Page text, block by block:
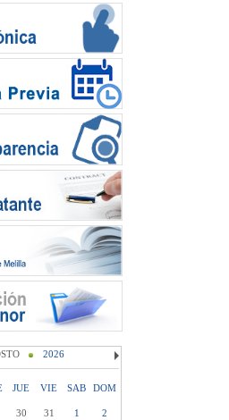
2026
JUE VIE SAB DOM
30 31 1
2